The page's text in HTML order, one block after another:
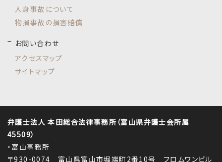
人身事故について
物損事故の損害賠償
お問い合わせ
アクセスマップ
サイトマップ
弁護士法人 本田総合法律事務所（富山県弁護士会所属
45509）
・富山事務所
〒930-0074 富山県富山市堀端町2番10号 フロムワンビル